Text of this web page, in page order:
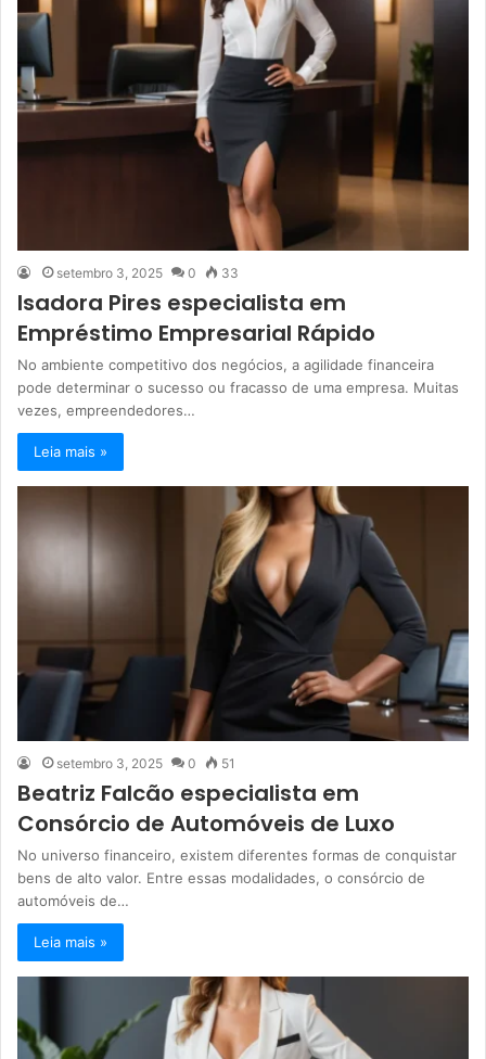
setembro 3, 2025 0 33
Isadora Pires especialista em
Empréstimo Empresarial Rápido
No ambiente competitivo dos negócios, a agilidade financeira
pode determinar o sucesso ou fracasso de uma empresa. Muitas
vezes, empreendedores…
Leia mais »
setembro 3, 2025 0 51
Beatriz Falcão especialista em
Consórcio de Automóveis de Luxo
No universo financeiro, existem diferentes formas de conquistar
bens de alto valor. Entre essas modalidades, o consórcio de
automóveis de…
Leia mais »